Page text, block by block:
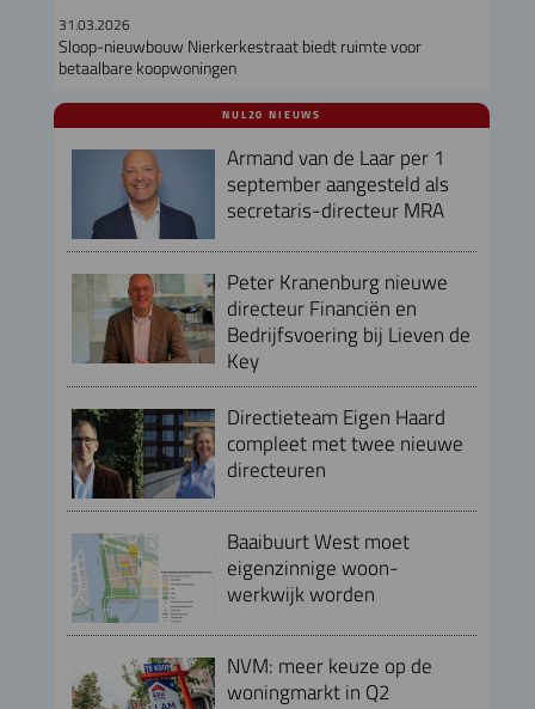
31.03.2026
Sloop-nieuwbouw Nierkerkestraat biedt ruimte voor
betaalbare koopwoningen
NUL20 NIEUWS
Armand van de Laar per 1
september aangesteld als
secretaris-directeur MRA
Peter Kranenburg nieuwe
directeur Financiën en
Bedrijfsvoering bij Lieven de
Key
Directieteam Eigen Haard
compleet met twee nieuwe
directeuren
Baaibuurt West moet
eigenzinnige woon-
werkwijk worden
NVM: meer keuze op de
woningmarkt in Q2